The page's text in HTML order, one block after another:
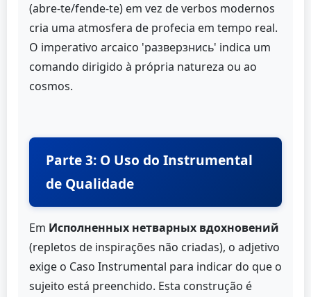
(abre-te/fende-te) em vez de verbos modernos
cria uma atmosfera de profecia em tempo real.
O imperativo arcaico 'разверзнись' indica um
comando dirigido à própria natureza ou ao
cosmos.
Parte 3: O Uso do Instrumental
de Qualidade
Em Исполненных нетварных вдохновений
(repletos de inspirações não criadas), o adjetivo
exige o Caso Instrumental para indicar do que o
sujeito está preenchido. Esta construção é